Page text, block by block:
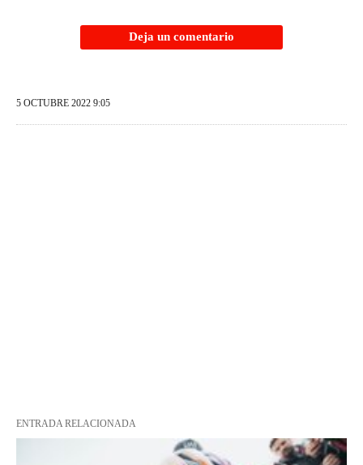
Deja un comentario
5 OCTUBRE 2022 9:05
ENTRADA RELACIONADA